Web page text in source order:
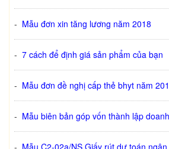
- Mẫu đơn xin tăng lương năm 2018
- 7 cách để định giá sản phẩm của bạn
- Mẫu đơn đề nghị cấp thẻ bhyt năm
- Mẫu biên bản góp vốn thành lập